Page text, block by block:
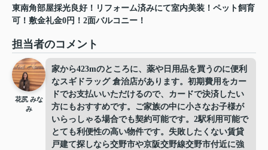
東南角部屋採光良好！リフォーム済みにて室内美装！ペット飼育
可！敷金礼金0円！2面バルコニー！
担当者のコメント
花尻 みな
み
家から423mのところに、薬や日用品を買うのに便利
なスギドラッグ 倉治店があります。初期費用をカー
ドでお支払いいただけるので、カードで決済したい
方にもおすすめです。ご家族の中に小さなお子様が
いらっしゃる場合でも契約可能です。2駅利用可能で
とても利便性の高い物件です。失敗したくない賃貸
戸建て探しなら交野市や京阪交野線交野市付近に強